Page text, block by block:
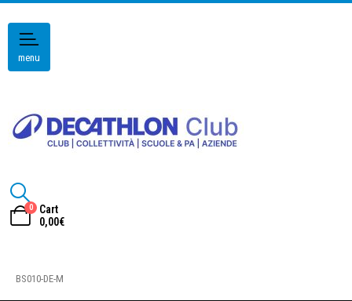
menu
0
Cart
0,00€
BS010-DE-M